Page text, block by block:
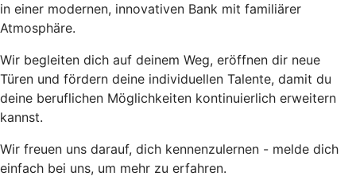
in einer modernen, innovativen Bank mit familiärer
Atmosphäre.
Wir begleiten dich auf deinem Weg, eröffnen dir neue
Türen und fördern deine individuellen Talente, damit du
deine beruflichen Möglichkeiten kontinuierlich erweitern
kannst.
Wir freuen uns darauf, dich kennenzulernen - melde dich
einfach bei uns, um mehr zu erfahren.